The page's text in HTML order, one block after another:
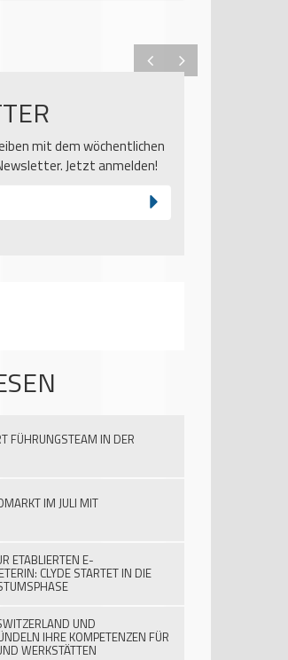
mit dem wöchentlichen
Jetzt anmelden!
FÜHRUNGSTEAM IN DER
IM JULI MIT
ETABLIERTEN E-
CLYDE STARTET IN DIE
UND
IHRE KOMPETENZEN FÜR
WERKSTÄTTEN